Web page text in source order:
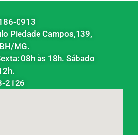
0913
Piedade Campos,139,
MG.
08h às 18h. Sábado
2126